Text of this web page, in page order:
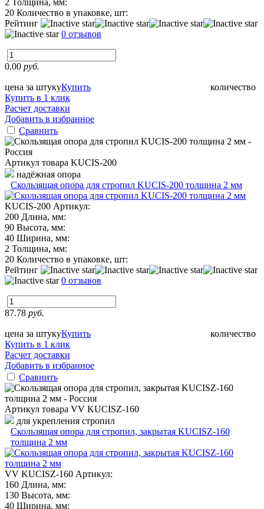
20 Количество в упаковке, шт:
Рейтинг
0 отзывов
0.00 руб.
цена за штуку количество
Купить
Купить в 1 клик
Расчет доставки
Добавить в избранное
Сравнить
Артикул товара KUCIS-200
надёжная опора
Скользящая опора для стропил KUCIS-200 толщина 2 мм
KUCIS-200 Артикул:
200 Длина, мм:
90 Высота, мм:
40 Ширина, мм:
2 Толщина, мм:
20 Количество в упаковке, шт:
Рейтинг
0 отзывов
87.78 руб.
цена за штуку количество
Купить
Купить в 1 клик
Расчет доставки
Добавить в избранное
Сравнить
Артикул товара VV KUCISZ-160
для укрепления стропил
Скользящая опора для стропил, закрытая KUCISZ-160
толщина 2 мм
VV KUCISZ-160 Артикул:
160 Длина, мм:
130 Высота, мм:
40 Ширина, мм: